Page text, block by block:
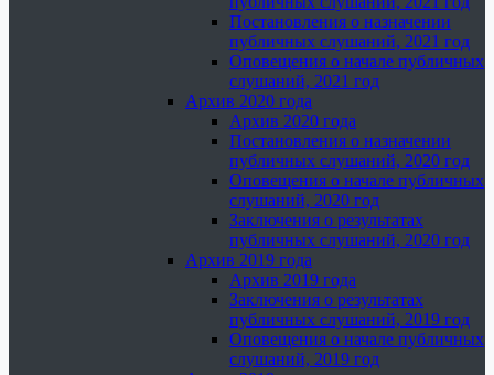
Постановления о назначении
публичных слушаний, 2021 год
Оповещения о начале публичных
слушаний, 2021 год
Архив 2020 года
Архив 2020 года
Постановления о назначении
публичных слушаний, 2020 год
Оповещения о начале публичных
слушаний, 2020 год
Заключения о результатах
публичных слушаний, 2020 год
Архив 2019 года
Архив 2019 года
Заключения о результатах
публичных слушаний, 2019 год
Оповещения о начале публичных
слушаний, 2019 год